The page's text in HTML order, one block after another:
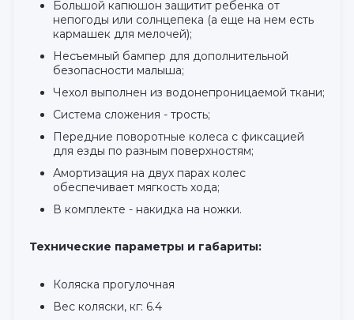
Большой капюшон защитит ребенка от
непогоды или солнцепека (а еще на нем есть
кармашек для мелочей);
Несъемный бампер для дополнительной
безопасности малыша;
Чехол выполнен из водонепроницаемой ткани;
Система сложения - трость;
Передние поворотные колеса с фиксацией
для езды по разным поверхностям;
Амортизация на двух парах колес
обеспечивает мягкость хода;
В комплекте - накидка на ножки.
Технические параметры и габариты:
Коляска прогулочная
Вес коляски, кг: 6.4